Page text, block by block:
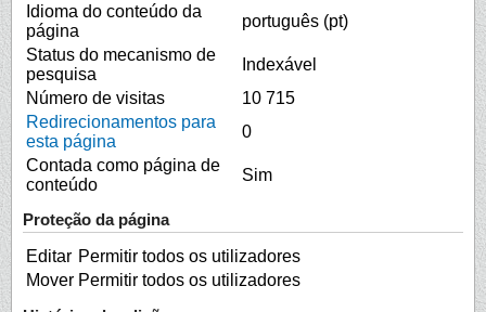
Idioma do conteúdo da
página
português (pt)
Status do mecanismo de
pesquisa
Indexável
Número de visitas
10 715
Redirecionamentos para
esta página
0
Contada como página de
conteúdo
Sim
Proteção da página
Editar Permitir todos os utilizadores
Mover Permitir todos os utilizadores